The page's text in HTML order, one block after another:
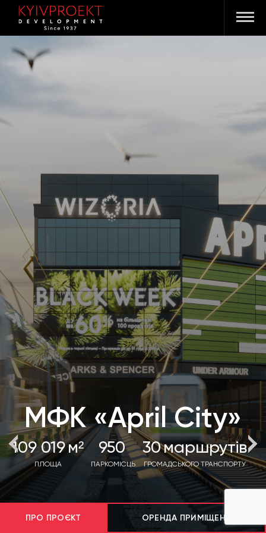
МФК «April City»
109 019м²
ПЛОЩА
950
ПАРКОМІСЦЬ
30маршрутів
ГРОМАДСЬКОГО ТРАНСПОРТУ
ПРО ПРОЄКТ ОРЕНДА ПРИМІЩЕНЬ